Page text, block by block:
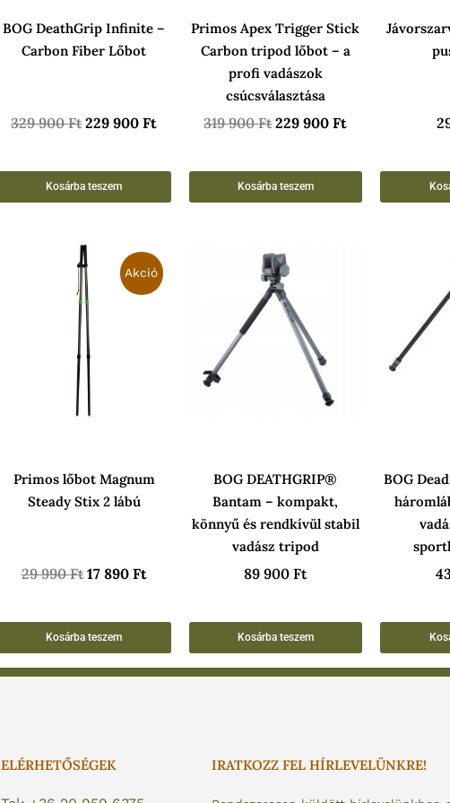
BOG DeathGrip Infinite –
Carbon Fiber Lőbot
329 900Ft 229 900Ft
Kosárba teszem
Primos Apex Trigger Stick
Carbon tripod lőbot – a
profi vadászok
csúcsválasztása
319 900Ft 229 900Ft
Kosárba teszem
Akció
Primos lőbot Magnum
Steady Stix 2 lábú
29 990Ft
Original
price
was:
29
990 Ft.
17 890 Ft
Current
price
is:
Kosárba teszem
BOG DEATHGRIP®
Bantam – kompakt,
könnyű és rendkívül stabil
vadász tripod
89 900Ft
Kosárba teszem
BOG
ELÉRHETŐSÉGEK IRATKOZZ FEL HÍRLEVELÜNKRE!